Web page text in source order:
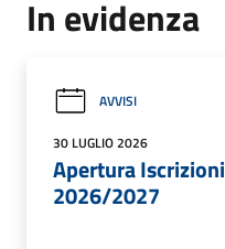
In evidenza
AVVISI
30 LUGLIO 2026
Apertura
2026/2027